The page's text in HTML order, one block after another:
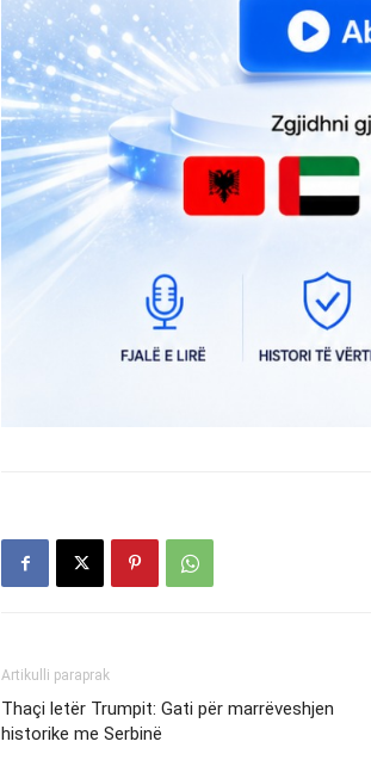
Artikulli paraprak
Thaçi letër Trumpit: Gati për marrëveshjen
historike me Serbinë